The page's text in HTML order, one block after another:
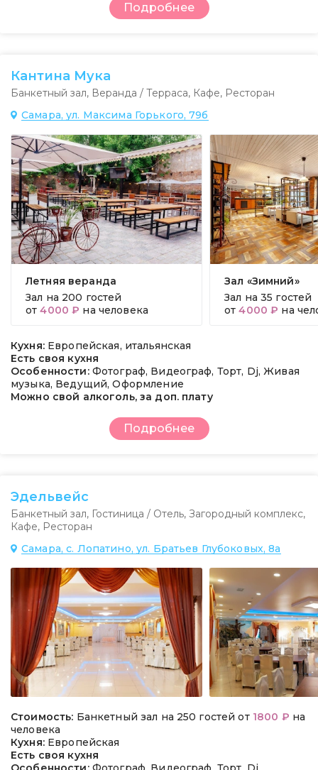
Подробнее
Кантина Мука
Банкетный зал, Веранда / Терраса, Кафе, Ресторан
Самара, ул. Максима Горького, 79б
Летняя веранда
Зал на 200 гостей
от4000 ₽ на человека
Зал «Зимний»
Зал на 35 гостей
от4000 ₽ на
Кухня: Европейская, итальянская
Есть своя кухня
Особенности: Фотограф, Видеограф, Торт, Dj, Живая
музыка, Ведущий, Оформление
Можно свой алкоголь, за доп. плату
Подробнее
Эдельвейс
Банкетный зал, Гостиница / Отель, Загородный комплекс,
Кафе, Ресторан
Самара, с. Лопатино, ул. Братьев Глубоковых, 8а
Стоимость: Банкетный зал на 250 гостей от 1800 ₽ на
человека
Кухня: Европейская
Есть своя кухня